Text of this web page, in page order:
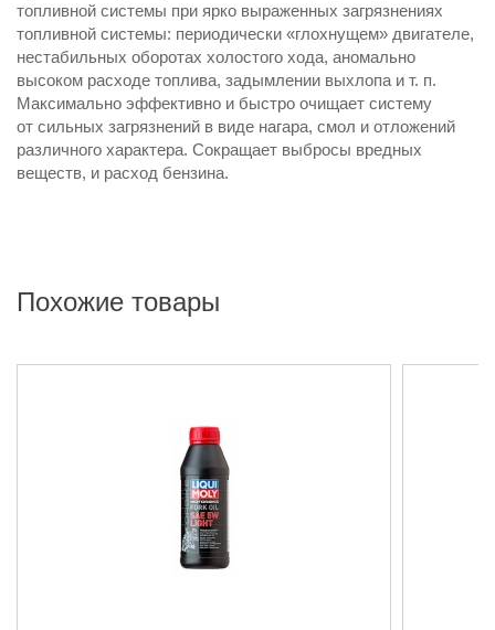
топливной системы при ярко выраженных загрязнениях
топливной системы: периодически «глохнущем» двигателе,
нестабильных оборотах холостого хода, аномально
высоком расходе топлива, задымлении выхлопа и т. п.
Максимально эффективно и быстро очищает систему
от сильных загрязнений в виде нагара, смол и отложений
различного характера. Сокращает выбросы вредных
веществ, и расход бензина.
Похожие товары